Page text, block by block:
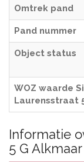
Omtrek pand
Pand nummer
Object status
WOZ waarde
Laurensstraat
Informatie
5 G Alkmaar